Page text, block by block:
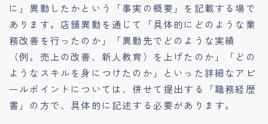
に」異動したかという「事実の概要」を記載する場で
あります。店舗異動を通じて「具体的にどのような業
務改善を行ったのか」「異動先でどのような実績
（例。売上の改善、新人教育）を上げたのか」「どの
ようなスキルを身につけたのか」といった詳細なアピ
ールポイントについては、併せて提出する「職務経歴
書」の方で、具体的に記述する必要があります。